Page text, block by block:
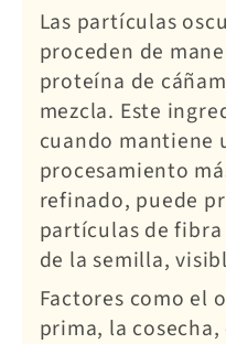
Las partículas
proceden de
proteína de
mezcla. Este
cuando mantiene
procesamiento
refinado, puede
partículas de
de la semilla,
Factores como el
prima, la